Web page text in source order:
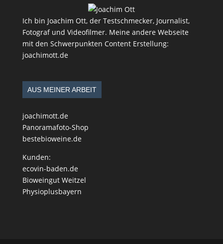
Ich bin Joachim Ott, der Testschmecker, Journalist,
Fotograf und Videofilmer. Meine andere Webseite
mit den Schwerpunkten Content Erstellung:
joachimott.de
AUS MEINER ARBEIT
joachimott.de
Panoramafoto-Shop
bestebioweine.de
Kunden:
ecovin-baden.de
Bioweingut Weitzel
Physioplusbayern